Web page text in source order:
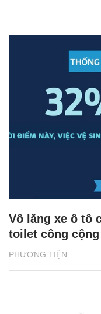
PHƯƠNG TIỆN
Vô lăng xe ô tô
toilet công cộng